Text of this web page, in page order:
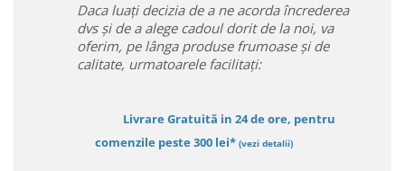
Daca luați decizia de a ne acorda încrederea
dvs și de a alege cadoul dorit de la noi, va
oferim, pe lânga produse frumoase și de
calitate, urmatoarele facilitați:
Livrare Gratuită in 24 de ore, pentru
comenzile peste 300 lei* (vezi detalii)